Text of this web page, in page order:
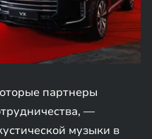
партнеры
—
музыки в